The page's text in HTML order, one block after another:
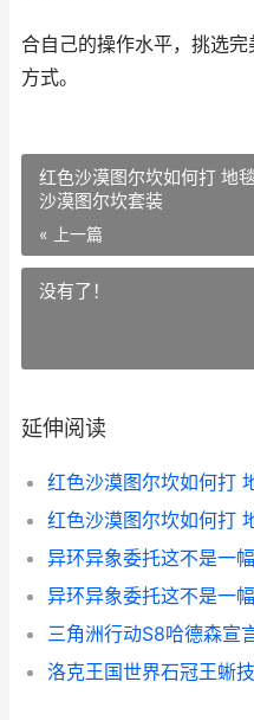
合自己的操作水平，挑选
方式。
红色沙漠图尔坎如何打 地
沙漠图尔坎套装
« 上一篇
没有了！
延伸阅读